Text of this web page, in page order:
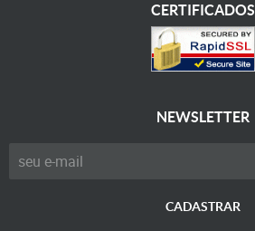
CERTIFICADOS
NEWSLETTER
CADASTRAR